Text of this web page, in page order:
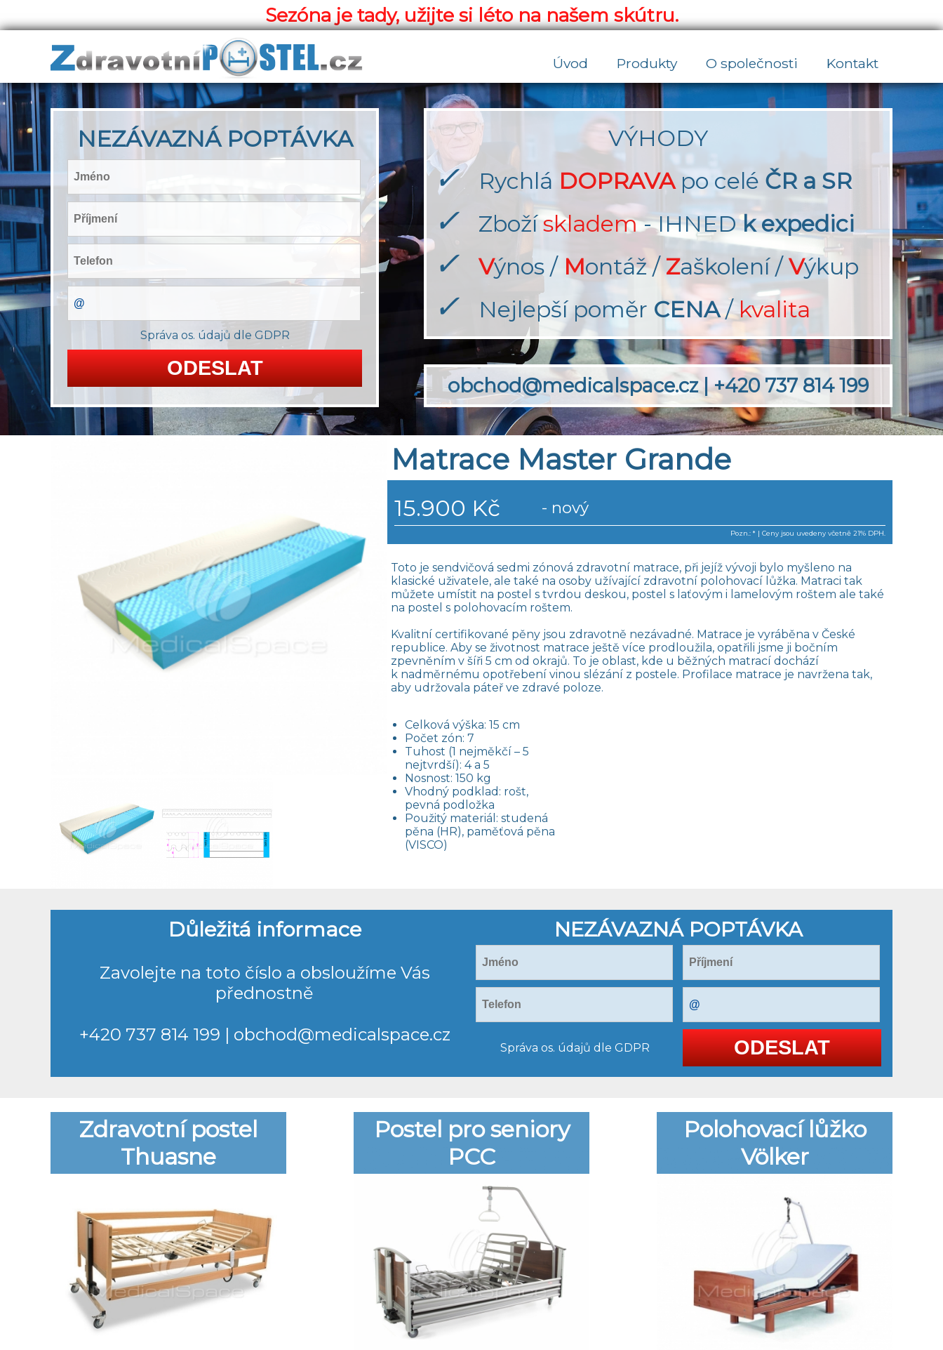
Sezóna je tady, užijte si léto na našem skútru.
Úvod Produkty O společnosti Kontakt
NEZÁVAZNÁ POPTÁVKA
Správa os. údajů dle GDPR
VÝHODY
✓ Rychlá DOPRAVApo celé ČR a SR
✓ Zbožískladem- IHNEDk expedici
✓ Výnos / Montáž /Zaškolení /Výkup
✓ Nejlepší poměr CENA/kvalita
obchod@medicalspace.cz| +420 737 814 199
Matrace Master Grande
15.900 Kč - nový
Pozn.: * | Ceny jsou uvedeny včetně 21% DPH.
Toto je sendvičová sedmi zónová zdravotní matrace, při jejíž vývoji bylo myšleno na
klasické uživatele, ale také na osoby užívající zdravotní polohovací lůžka. Matraci tak
můžete umístit na postel s tvrdou deskou, postel s laťovým i lamelovým roštem ale také
na postel s polohovacím roštem.
Kvalitní certifikované pěny jsou zdravotně nezávadné. Matrace je vyráběna v České
republice. Aby se životnost matrace ještě více prodloužila, opatřili jsme ji bočním
zpevněním v šíři 5 cm od okrajů. To je oblast, kde u běžných matrací dochází
k nadměrnému opotřebení vinou slézání z postele. Profilace matrace je navržena tak,
aby udržovala páteř ve zdravé poloze.
Celková výška: 15 cm
Počet zón: 7
Tuhost (1 nejměkčí – 5
nejtvrdší): 4 a 5
Nosnost: 150 kg
Vhodný podklad: rošt,
pevná podložka
Použitý materiál: studená
pěna (HR), paměťová pěna
(VISCO)
Důležitá informace
Zavolejte na toto číslo a obsloužíme Vás
přednostně
+420 737 814 199 | obchod@medicalspace.cz
NEZÁVAZNÁ POPTÁVKA
Správa os. údajů dle GDPR
Zdravotní postel
Thuasne
Postel pro seniory
PCC
Polohovací lůžko
Völker